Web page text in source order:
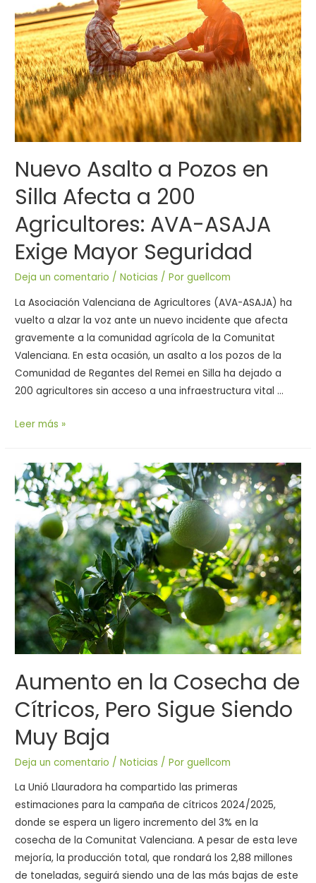
Nuevo Asalto a Pozos en
Silla Afecta a 200
Agricultores: AVA-ASAJA
Exige Mayor Seguridad
Deja un comentario /Noticias / Porguellcom
La Asociación Valenciana de Agricultores (AVA-ASAJA) ha
vuelto a alzar la voz ante un nuevo incidente que afecta
gravemente a la comunidad agrícola de la Comunitat
Valenciana. En esta ocasión, un asalto a los pozos de la
Comunidad de Regantes del Remei en Silla ha dejado a
200 agricultores sin acceso a una infraestructura vital …
Leer más »
Aumento en la Cosecha de
Cítricos, Pero Sigue Siendo
Muy Baja
Deja un comentario /Noticias / Porguellcom
La Unió Llauradora ha compartido las primeras
estimaciones para la campaña de cítricos 2024/2025,
donde se espera un ligero incremento del 3% en la
cosecha de la Comunitat Valenciana. A pesar de esta leve
mejoría, la producción total, que rondará los 2,88 millones
de toneladas, seguirá siendo una de las más bajas de este